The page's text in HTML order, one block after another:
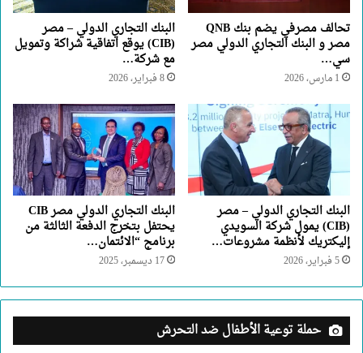
تحالف مصرفي يضم بنك QNB
مصر و البنك التجاري الدولي مصر
سي…
1 مارس، 2026
البنك التجاري الدولي – مصر
(CIB) يوقع اتفاقية شراكة وتمويل
مع شركة…
8 فبراير، 2026
البنك التجاري الدولي – مصر
(CIB) يمول شركة السويدي
إليكتريك لأنظمة مشروعات…
5 فبراير، 2026
البنك التجاري الدولي مصر CIB
يحتفل بتخرج الدفعة الثالثة من
برنامج “الائتمان…
17 ديسمبر، 2025
حملة توعية الأطفال ضد التحرش